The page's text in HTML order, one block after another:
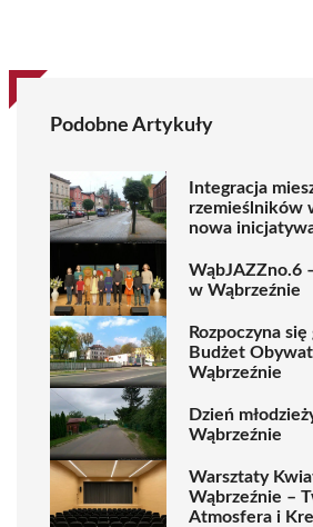
Podobne Artykuły
Integracja
rzemieślników
nowa
WąbJAZZno.6
w Wąbrzeźnie
Rozpoczyna
Budżet
Wąbrzeźnie
Dzień
Wąbrzeźnie
Warsztaty
Wąbrzeźnie –
Atmosfera i